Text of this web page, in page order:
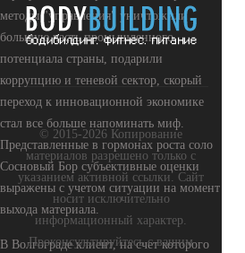
методы "управления" уничтожили
большую часть промышленного
потенциала страны, подарили
коррупцию и теневой сектор, скорый
переход к инновационной экономике
стал все больше напоминать миф.
Представленные в гормонах роста соло
Сосновый Бор субъективные оценки
выражены с учетом ситуации на момент
выхода материала.
В Волгограде клиент, на счет которого
© 2015-2026 Копирование
материалов разрешено только с
указанием активной ссылки. Сайт
носит исключительно
информационный характер.
Проконсультируйтесь с вашим